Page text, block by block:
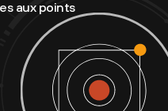
aux points